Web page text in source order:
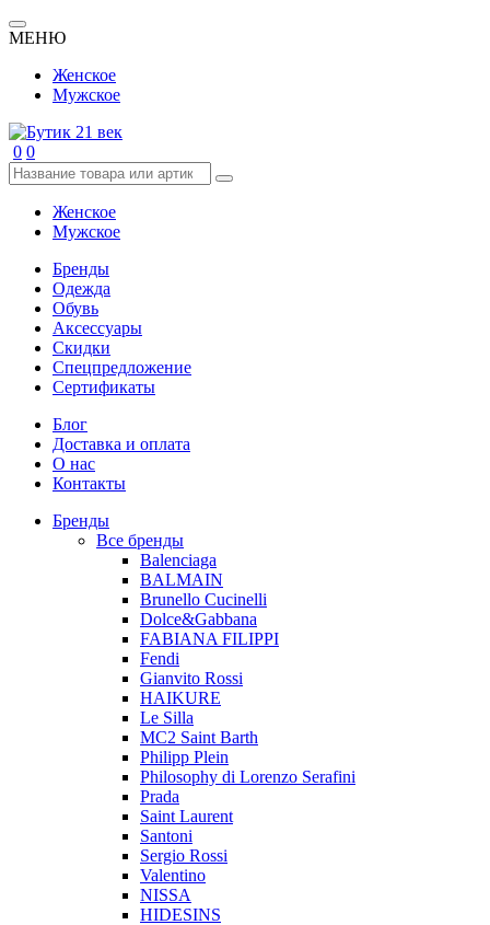
МЕНЮ
Женское
Мужское
0 0
Женское
Мужское
Бренды
Одежда
Обувь
Аксессуары
Скидки
Спецпредложение
Сертификаты
Блог
Доставка и оплата
О нас
Контакты
Бренды
Все бренды
Balenciaga
BALMAIN
Brunello Cucinelli
Dolce&Gabbana
FABIANA FILIPPI
Fendi
Gianvito Rossi
HAIKURE
Le Silla
MC2 Saint Barth
Philipp Plein
Philosophy di Lorenzo Serafini
Prada
Saint Laurent
Santoni
Sergio Rossi
Valentino
NISSA
HIDESINS